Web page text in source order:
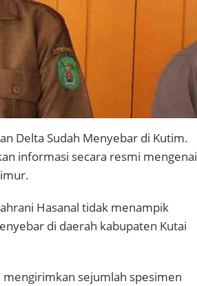
Delta Sudah Menyebar di Kutim.
informasi secara resmi mengenai
Hasanal tidak menampik
di daerah kabupaten Kutai
sejumlah spesimen